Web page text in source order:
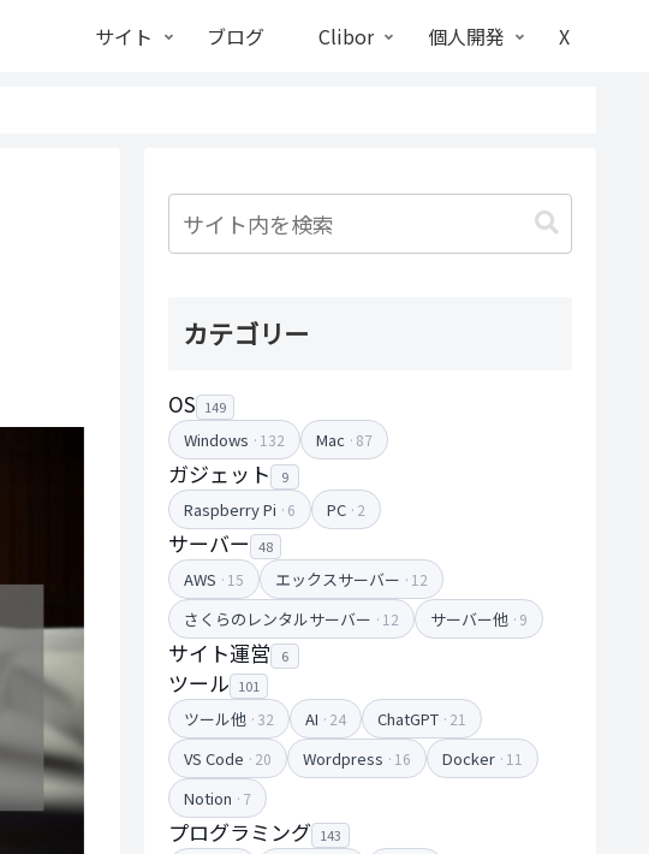
サイト ブログ Clibor 個人開発 X
カテゴリー
OS 149
Windows ·132 Mac ·87
ガジェット 9
Raspberry Pi ·6 PC ·2
サーバー 48
AWS ·15 エックスサーバー ·12
さくらのレンタルサーバー ·12 サーバー他 ·9
サイト運営 6
ツール 101
ツール他 ·32 AI ·24 ChatGPT ·21
VS Code ·20 Wordpress ·16 Docker ·11
Notion ·7
プログラミング 143